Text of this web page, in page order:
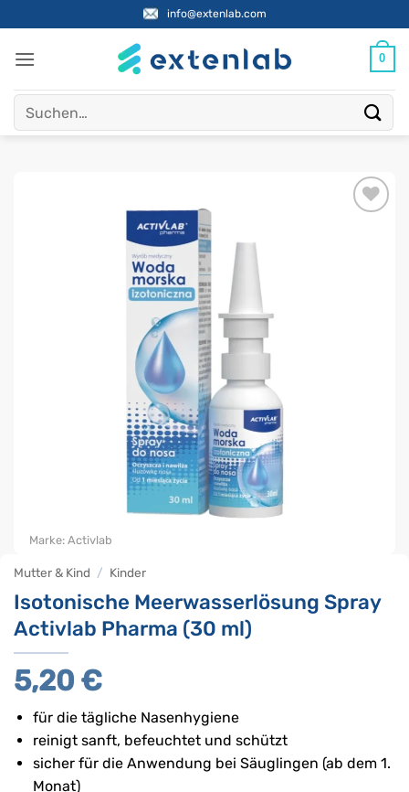
Inhalt
springen
info@extenlab.com
0
Suchen
nach:
Mutter & Kind / Kinder
Isotonische Meerwasserlösung Spray
Activlab Pharma (30 ml)
5,20 €
für die tägliche Nasenhygiene
reinigt sanft, befeuchtet und schützt
sicher für die Anwendung bei Säuglingen (ab dem 1.
Monat)
Marke: Activlab